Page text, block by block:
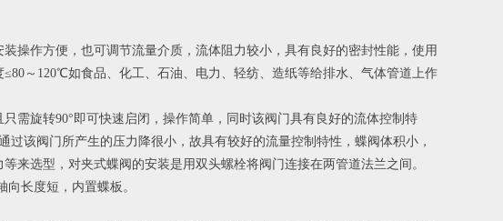
操作方便，也可调节流量介质，流体阻力较小，具有良好的密封性能，使用
～120℃如食品、化工、石油、电力、轻纺、造纸等给排水、气体管道上作
需旋转90°即可快速启闭，操作简单，同时该阀门具有良好的流体控制特
该阀门所产生的压力降很小，故具有较好的流量控制特性，蝶阀体积小，
来选型，对夹式蝶阀的安装是用双头螺栓将阀门连接在两管道法兰之间。
长度短，内置蝶板。